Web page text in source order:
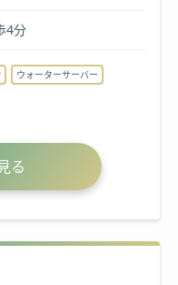
4分
ウォーターサーバー
る